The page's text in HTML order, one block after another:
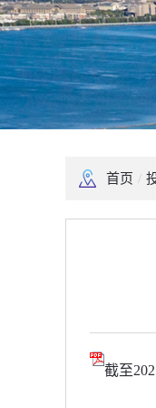
首页 /
截至